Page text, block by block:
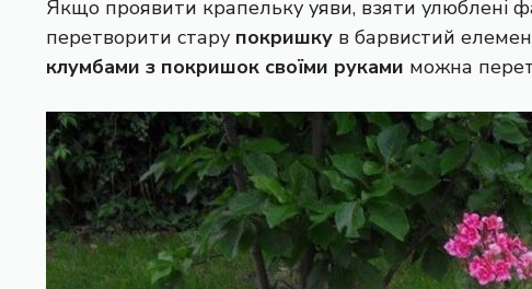
Якщо проявити крапельку уяви, взяти улюблені
перетворити стару покришку в барвистий
клумбами з покришок своїми руками можна